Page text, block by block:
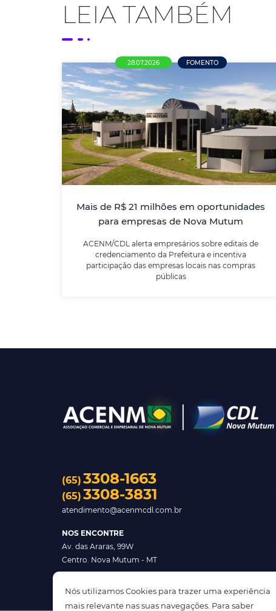
Nós utilizamos Cookies para trazer uma experiência
mais relevante nas suas navegações. Para saber
LEIA TAMBÉM
28.07.2026 FOMENTO
Mais de R$ 21 milhões em oportunidades
para empresas de Nova Mutum
ACENM/CDL alerta empresários sobre editais de
credenciamento da Prefeitura e incentiva
participação das empresas locais nas compras
públicas
Mais de R$ 21 milhões em
oportunidades para empresas de
Nova Mutum
ACENM/CDL alerta empresários sobre
incentiva participação das empresas locais
nas compras públicas
LEIA MAIS
(65) 3308-1663
(65) 3308-3831
atendimento@acenmcdl.com.br
NOS ENCONTRE
Av. das Araras, 99W
Centro. Nova Mutum - MT